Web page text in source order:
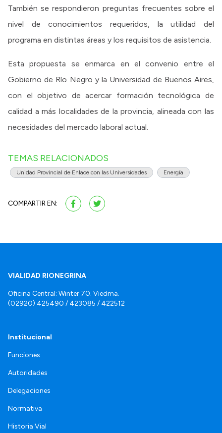
También se respondieron preguntas frecuentes sobre el
nivel de conocimientos requeridos, la utilidad del
programa en distintas áreas y los requisitos de asistencia.
Esta propuesta se enmarca en el convenio entre el
Gobierno de Río Negro y la Universidad de Buenos Aires,
con el objetivo de acercar formación tecnológica de
calidad a más localidades de la provincia, alineada con las
necesidades del mercado laboral actual.
TEMAS RELACIONADOS
Unidad Provincial de Enlace con las Universidades Energía
COMPARTIR EN:
VIALIDAD RIONEGRINA
Oficina Central: Winter 70. Viedma.
(02920) 425490 / 423085 / 422512
Institucional
Funciones
Autoridades
Delegaciones
Normativa
Historia Vial